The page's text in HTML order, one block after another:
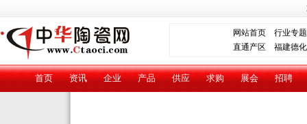
网站首页
行业专题
直通产区 福建德化
首页 资讯 企业 产品 供应 求购 展会 招聘